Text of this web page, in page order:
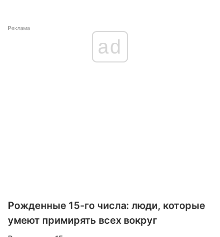
Реклама
ad
Рожденные 15-го числа: люди, которые
умеют примирять всех вокруг